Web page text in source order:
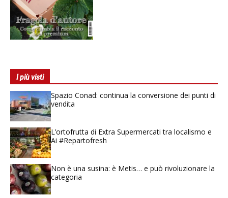
I più visti
Spazio Conad: continua la conversione dei punti di
vendita
L’ortofrutta di Extra Supermercati tra localismo e
Ai #Repartofresh
Non è una susina: è Metis… e può rivoluzionare la
categoria